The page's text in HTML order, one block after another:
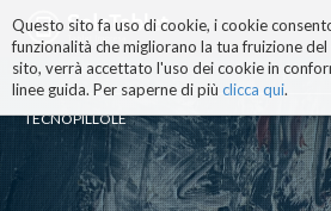
Questo sito fa uso di cookie, i cookie
funzionalità che migliorano la tua fruizione
sito, verrà accettato l'uso dei cookie in
linee guida. Per saperne di più clicca qui.
ai
contenuti.
|
alla
navigazione
TECNOPILLOLE